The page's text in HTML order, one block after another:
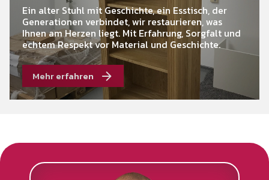
Ein alter Stuhl mit Geschichte, ein Esstisch, der
Generationen verbindet, wir restaurieren, was
Ihnen am Herzen liegt. Mit Erfahrung, Sorgfalt und
echtem Respekt vor Material und Geschichte.
Mehr erfahren